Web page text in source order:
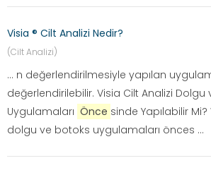
Visia ® Cilt Analizi Nedir?
(Cilt Analizi)
... n değerlendirilmesiyle yapılan
değerlendirilebilir. Visia Cilt Analizi Dolgu
Uygulamaları Önce sinde Yapılabilir
dolgu ve botoks uygulamaları önces ...